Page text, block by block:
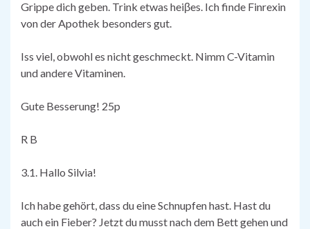
Grippe dich geben. Trink etwas heiβes. Ich finde Finrexin
von der Apothek besonders gut.
Iss viel, obwohl es nicht geschmeckt. Nimm C-Vitamin
und andere Vitaminen.
Gute Besserung! 25p
R B
3.1. Hallo Silvia!
Ich habe gehört, dass du eine Schnupfen hast. Hast du
auch ein Fieber? Jetzt du musst nach dem Bett gehen und